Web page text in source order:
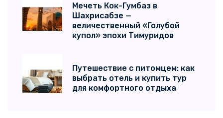
Мечеть Кок-Гумбаз в
Шахрисабзе —
величественный «Голубой
купол» эпохи Тимуридов
Путешествие с питомцем: как
выбрать отель и купить тур
для комфортного отдыха